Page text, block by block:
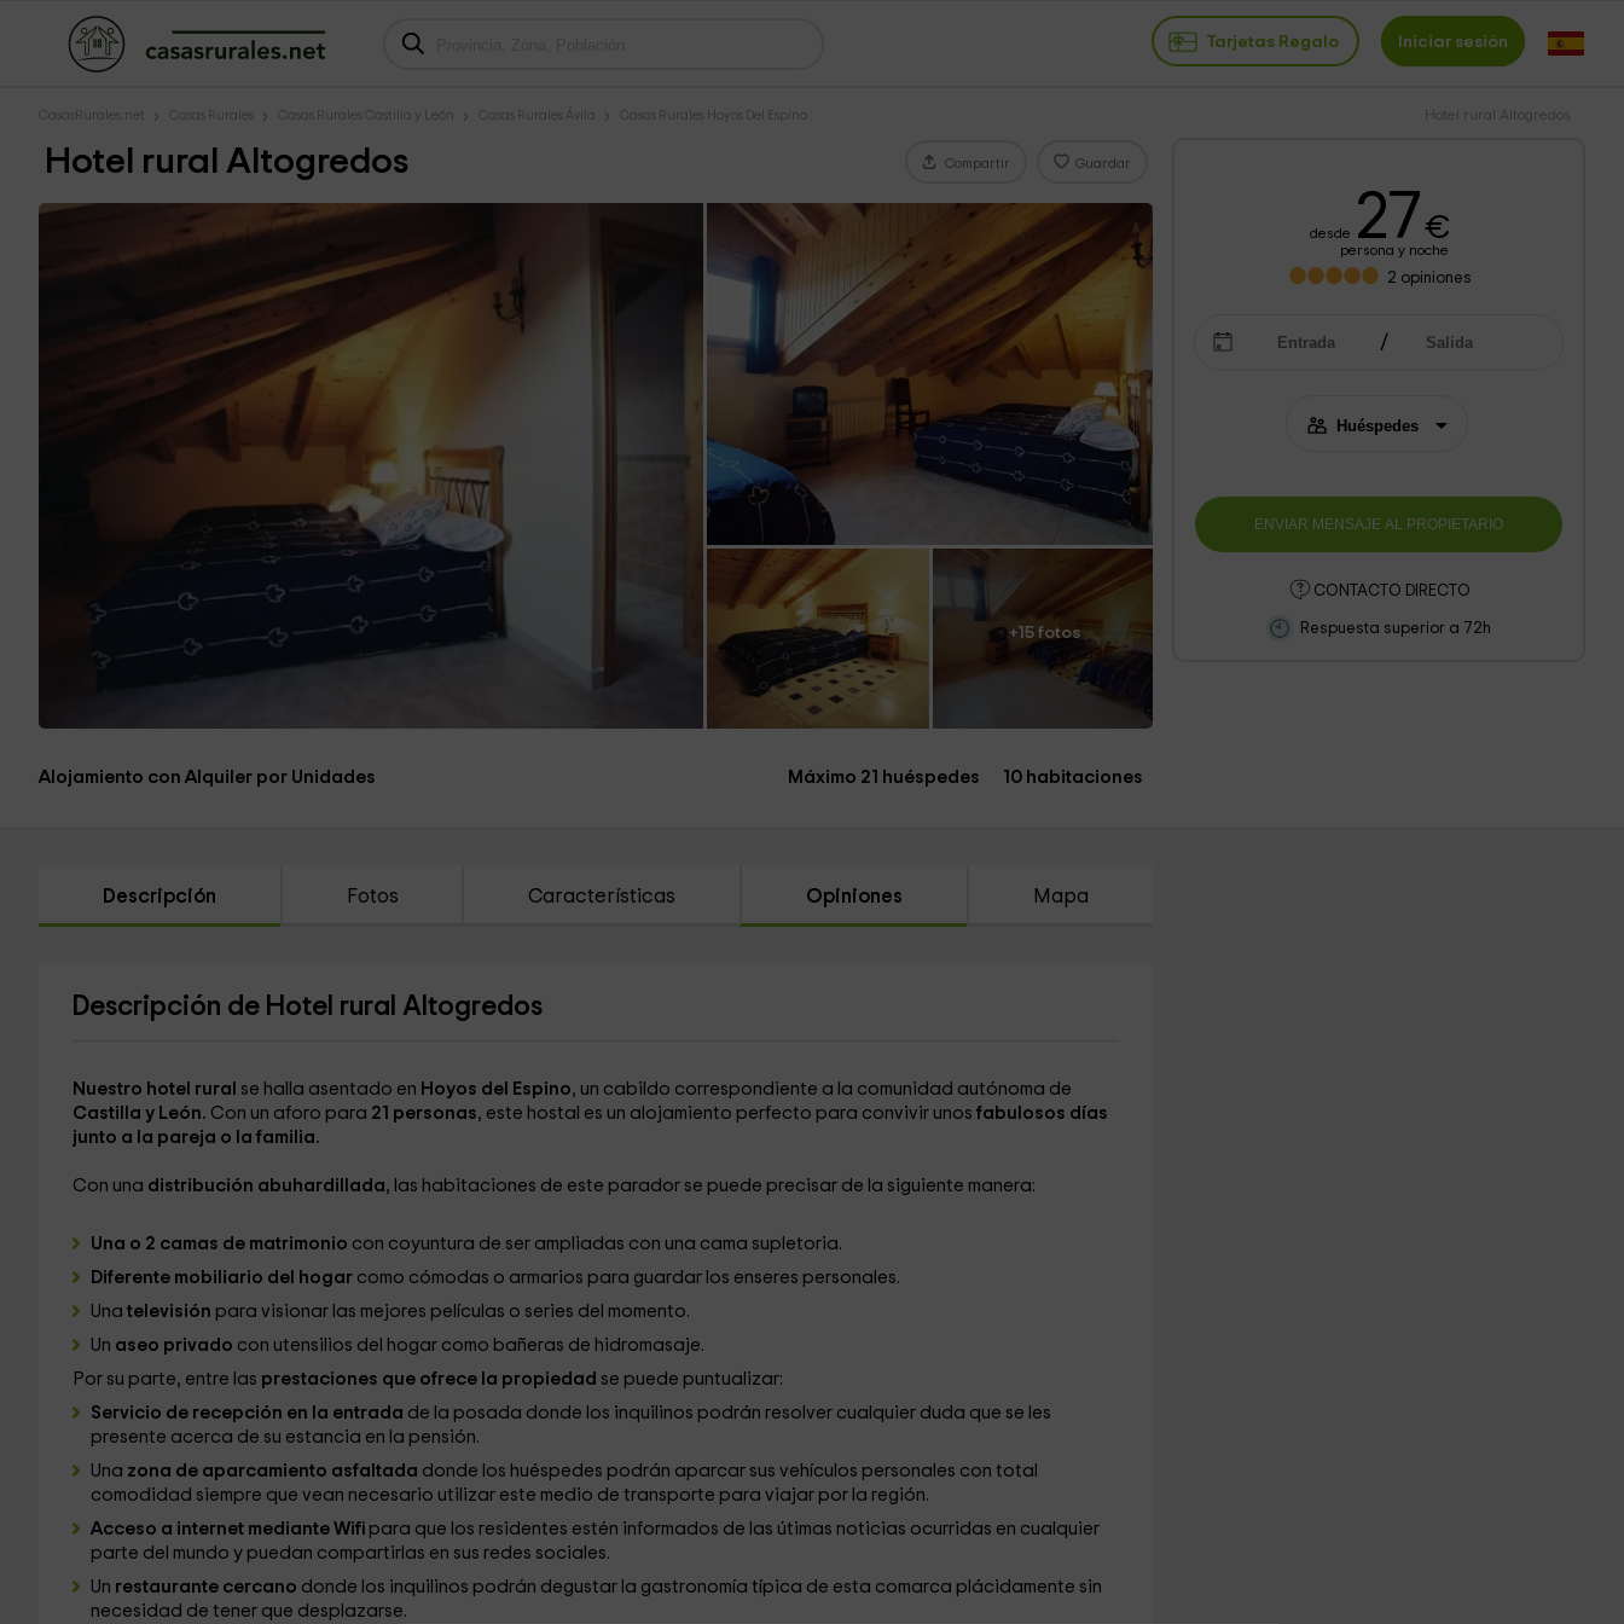
Tarjetas Regalo Iniciar sesión
CasasRurales.net Casas Rurales Casas Rurales Castilla y León Casas Rurales Ávila Casas Rurales Hoyos Del Espino Hotel rural Altogredos
Hotel rural Altogredos Compartir Guardar
+15 fotos
desde 27€
persona y noche
2 opiniones
CONTACTO DIRECTO
Respuesta superior a 72h
Alojamiento con Alquiler por Unidades Máximo 21 huéspedes 10 habitaciones
Descripción Fotos Características Opiniones Mapa
Descripción de Hotel rural Altogredos
Nuestro hotel rural se halla asentado en Hoyos del Espino, un cabildo correspondiente a la comunidad autónoma de
Castilla y León. Con un aforo para 21 personas, este hostal es un alojamiento perfecto para convivir unos fabulosos días
junto a la pareja o la familia.
Con una distribución abuhardillada, las habitaciones de este parador se puede precisar de la siguiente manera:
Una o 2 camas de matrimonio con coyuntura de ser ampliadas con una cama supletoria.
Diferente mobiliario del hogarcomo cómodas o armarios para guardar los enseres personales.
Una televisión para visionar las mejores películas o series del momento.
Un aseo privado con utensilios del hogar como bañeras de hidromasaje.
Por su parte, entre las prestaciones que ofrece la propiedad se puede puntualizar:
Servicio de recepción en la entrada de la posada donde los inquilinos podrán resolver cualquier duda que se les
presente acerca de su estancia en la pensión.
Una zona de aparcamiento asfaltada donde los huéspedes podrán aparcar sus vehículos personales con total
comodidad siempre que vean necesario utilizar este medio de transporte para viajar por la región.
Acceso a internet mediante Wifipara que los residentes estén informados de las útimas noticias ocurridas en cualquier
parte del mundo y puedan compartirlas en sus redes sociales.
Un restaurante cercano donde los inquilinos podrán degustar la gastronomía típica de esta comarca plácidamente sin
necesidad de tener que desplazarse.